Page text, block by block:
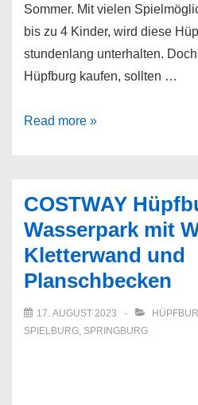
Sommer. Mit vielen
bis zu 4 Kinder, wird diese
stundenlang unterhalten.
Hüpfburg kaufen, sollten …
Outsunny
inkl.
Rutsche
Read more »
COSTWAY
Wasserpark mit
Kletterwand und
Planschbecken
17. AUGUST 2023
SPIELBURG, SPRINGBURG